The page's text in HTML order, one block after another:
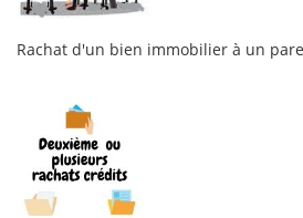
Rachat d'un bien immobilier à un